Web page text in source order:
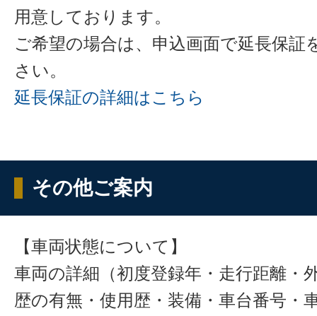
用意しております。
ご希望の場合は、申込画面で延長保証
さい。
延長保証の詳細はこちら
その他ご案内
【車両状態について】
車両の詳細（初度登録年・走行距離・
歴の有無・使用歴・装備・車台番号・